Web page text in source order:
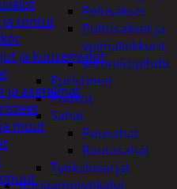
Peltisakset
Pulttisakset ja
voimaleikkurit
vetoniittipihdit
Puristimet
Puukot
Sahat
Puusahat
Rautasahat
Työkalusarjat
Korjaamotyökalut
ja tontut
ja kuusenvalot
ja asetelmat
muut